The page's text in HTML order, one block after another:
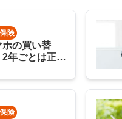
険
ホの買い替
2年ごとは正解
替えない人を
険